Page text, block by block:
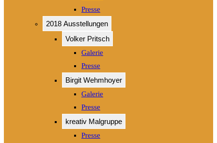
Presse
2018 Ausstellungen
Volker Pritsch
Galerie
Presse
Birgit Wehmhoyer
Galerie
Presse
kreativ Malgruppe
Presse